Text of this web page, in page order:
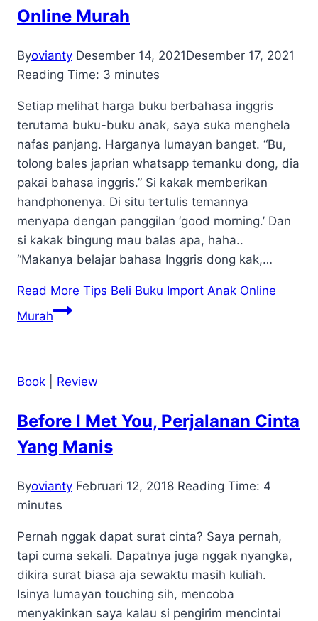
Online Murah
Byovianty Desember 14, 2021Desember 17, 2021
Reading Time: 3 minutes
Setiap melihat harga buku berbahasa inggris
terutama buku-buku anak, saya suka menghela
nafas panjang. Harganya lumayan banget. “Bu,
tolong bales japrian whatsapp temanku dong, dia
pakai bahasa inggris.” Si kakak memberikan
handphonenya. Di situ tertulis temannya
menyapa dengan panggilan ‘good morning.’ Dan
si kakak bingung mau balas apa, haha..
“Makanya belajar bahasa Inggris dong kak,…
Read More Tips Beli Buku Import Anak Online
Murah
Book Review
Before I Met You, Perjalanan Cinta
Yang Manis
Byovianty Februari 12, 2018 Reading Time: 4
minutes
Pernah nggak dapat surat cinta? Saya pernah,
tapi cuma sekali. Dapatnya juga nggak nyangka,
dikira surat biasa aja sewaktu masih kuliah.
Isinya lumayan touching sih, mencoba
menyakinkan saya kalau si pengirim mencintai